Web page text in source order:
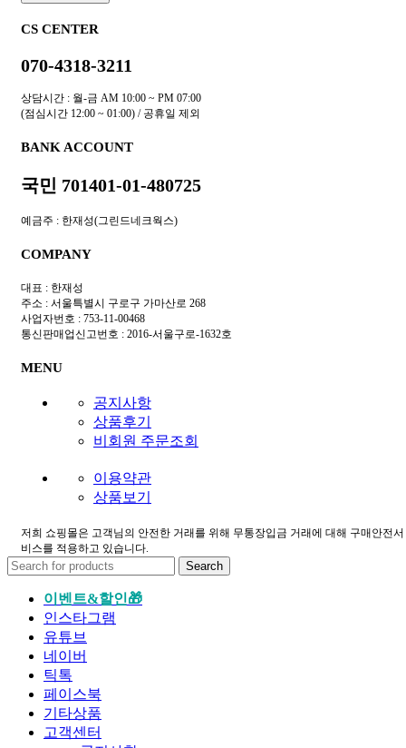
CS CENTER
070-4318-3211
상담시간 : 월-금 AM 10:00 ~ PM 07:00
(점심시간 12:00 ~ 01:00) / 공휴일 제외
BANK ACCOUNT
국민 701401-01-480725
예금주 : 한재성(그린드네크웍스)
COMPANY
대표 : 한재성
주소 : 서울특별시 구로구 가마산로 268
사업자번호 : 753-11-00468
통신판매업신고번호 : 2016-서울구로-1632호
MENU
공지사항
상품후기
비회원 주문조회
이용약관
상품보기
저희 쇼핑몰은 고객님의 안전한 거래를 위해 무통장입금 거래에 대해 구매안전서
비스를 적용하고 있습니다.
Search
이벤트&할인🎁
인스타그램
유튜브
네이버
틱톡
페이스북
기타상품
고객센터